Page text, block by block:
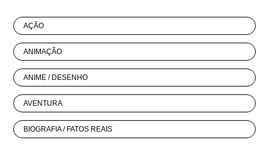
AÇÃO
ANIMAÇÃO
ANIME / DESENHO
AVENTURA
BIOGRAFIA / FATOS REAIS